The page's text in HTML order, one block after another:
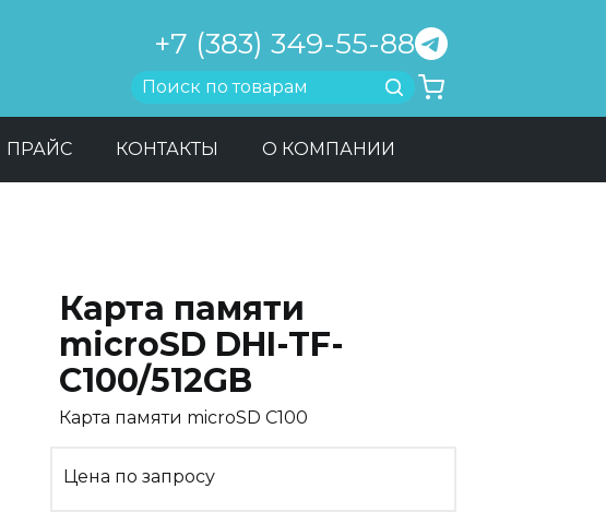
+7 (383) 349-55-88
Найти
ПРАЙС КОНТАКТЫ О КОМПАНИИ
Карта памяти
microSD DHI-TF-
C100/512GB
Карта памяти microSD C100
Цена по запросу